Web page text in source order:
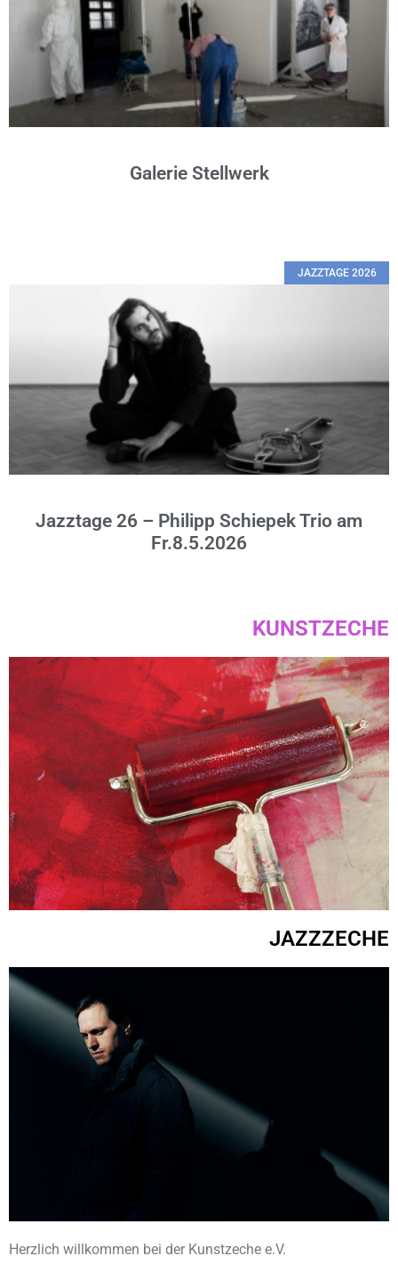
Galerie Stellwerk
JAZZTAGE 2026
Jazztage 26 – Philipp Schiepek Trio am
Fr.8.5.2026
KUNSTZECHE
JAZZZECHE
Herzlich willkommen bei der Kunstzeche e.V.